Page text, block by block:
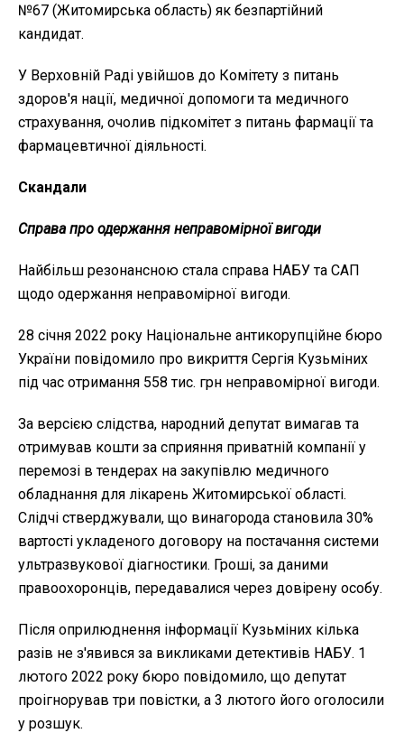
№67 (Житомирська область) як безпартійний
кандидат.
У Верховній Раді увійшов до Комітету з питань
здоров'я нації, медичної допомоги та медичного
страхування, очолив підкомітет з питань фармації та
фармацевтичної діяльності.
Скандали
Справа про одержання неправомірної вигоди
Найбільш резонансною стала справа НАБУ та САП
щодо одержання неправомірної вигоди.
28 січня 2022 року Національне антикорупційне бюро
України повідомило про викриття Сергія Кузьміних
під час отримання 558 тис. грн неправомірної вигоди.
За версією слідства, народний депутат вимагав та
отримував кошти за сприяння приватній компанії у
перемозі в тендерах на закупівлю медичного
обладнання для лікарень Житомирської області.
Слідчі стверджували, що винагорода становила 30%
вартості укладеного договору на постачання системи
ультразвукової діагностики. Гроші, за даними
правоохоронців, передавалися через довірену особу.
Після оприлюднення інформації Кузьміних кілька
разів не з'явився за викликами детективів НАБУ. 1
лютого 2022 року бюро повідомило, що депутат
проігнорував три повістки, а 3 лютого його оголосили
у розшук.